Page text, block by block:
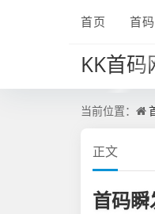
首页 首
KK首码
当前位置：
正文
首码